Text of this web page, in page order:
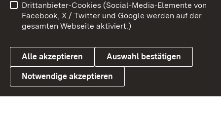
Link zum Landesportal
Benutzungshinweise
Barrierefreiheit
Datenschutz
Cookies
Drittanbieter-Cookies (Social-Media-Elemente von
Facebook, X / Twitter und Google werden auf der
gesamten Webseite aktiviert.)
Alle akzeptieren Auswahl bestätigen
Notwendige akzeptieren